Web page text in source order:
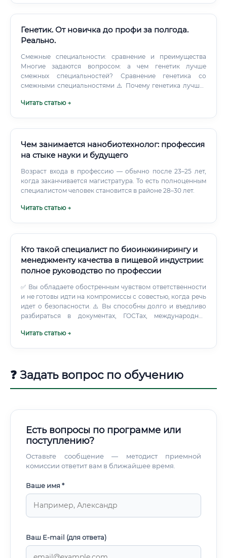
Генетик. От новичка до профи за полгода.
Реально.
Смежные специальности: сравнение и преимущества
Многие задаются вопросом: а чем генетик лучше
смежных специальностей? Сравнение генетика со
смежными специальностями ⚠️ Почему генетика лучше?
медицины, которая является главным трендом
Читать статью →
Чем занимается нанобиотехнолог: профессия
на стыке науки и будущего
Возраст входа в профессию — обычно после 23–25 лет,
когда заканчивается магистратура. То есть полноценным
специалистом человек становится в районе 28–30 лет.
Читать статью →
Кто такой специалист по биоинжинирингу и
менеджменту качества в пищевой индустрии:
полное руководство по профессии
✅ Вы обладаете обостренным чувством ответственности
и не готовы идти на компромиссы с совестью, когда речь
идет о безопасности. ⚠️ Вы способны долго и въедливо
разбираться в документах, ГОСТах, международных
привыкли перепроверять факты и данные гипотез.
Читать статью →
❓ Задать вопрос по обучению
Есть вопросы по программе или
поступлению?
Оставьте сообщение — методист приемной
комиссии ответит вам в ближайшее время.
Ваше имя *
Ваш E-mail (для ответа)